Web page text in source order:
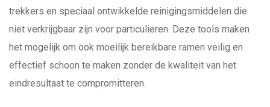
trekkers en speciaal ontwikkelde reinigingsmiddelen die
niet verkrijgbaar zijn voor particulieren. Deze tools maken
het mogelijk om ook moeilijk bereikbare ramen veilig en
effectief schoon te maken zonder de kwaliteit van het
eindresultaat te compromitteren.